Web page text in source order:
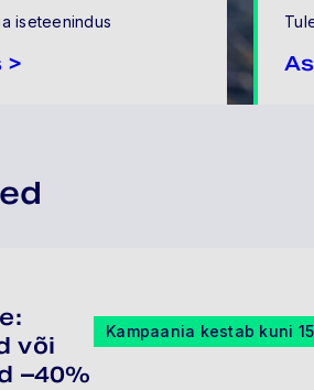
iseteenindus
>
või
–40%
Kampaania kestab kuni